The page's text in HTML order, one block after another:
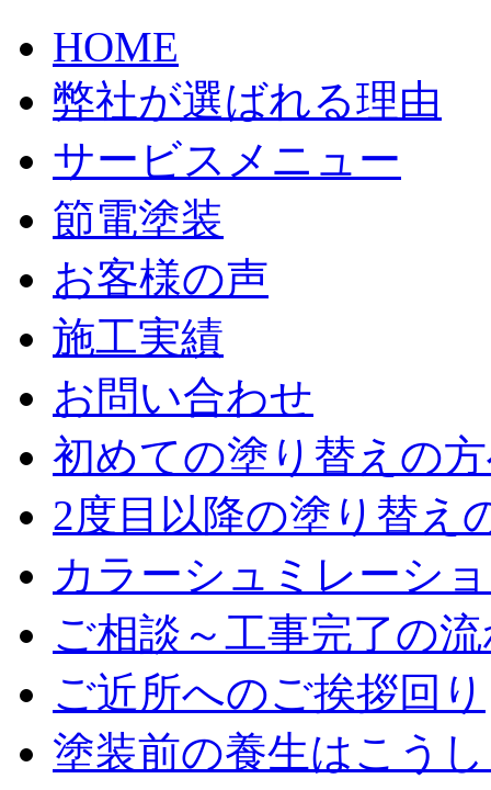
HOME
弊社が選ばれる理由
サービスメニュー
節電塗装
お客様の声
施工実績
お問い合わせ
初めての塗り替えの
2度目以降の塗り替え
カラーシュミレーシ
ご相談～工事完了の
ご近所へのご挨拶回り
塗装前の養生はこう